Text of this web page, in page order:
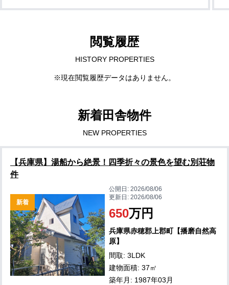
閲覧履歴
HISTORY PROPERTIES
※現在閲覧履歴データはありません。
新着田舎物件
NEW PROPERTIES
【兵庫県】湯船から絶景！四季折々の景色を望む別荘物
件
新着
公開日:2026/08/06
更新日:2026/08/06
650万円
兵庫県赤穂郡上郡町【播磨自然高
原】
間取: 3LDK
建物面積: 37㎡
築年月: 1987年03月